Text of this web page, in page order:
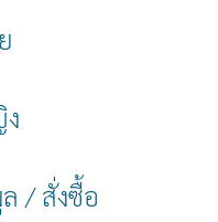
/ สั่งซื้อ